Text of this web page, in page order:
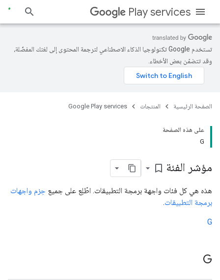
Play services
تستخدم Google تكنولوجيا الذكاء الاصطناعي لترجمة المحتوى إلى لغتك المفضّلة،
وقد تتضمّن بعض الأخطاء.
الصفحة الرئيسية المنتجات Google Play services
على هذه الصفحة
G
مؤشر الفئة bookmark_border
هذه هي كل فئات واجهة برمجة التطبيقات. اطّلِع على جميع حِزم واجهات
برمجة التطبيقات.
G
G